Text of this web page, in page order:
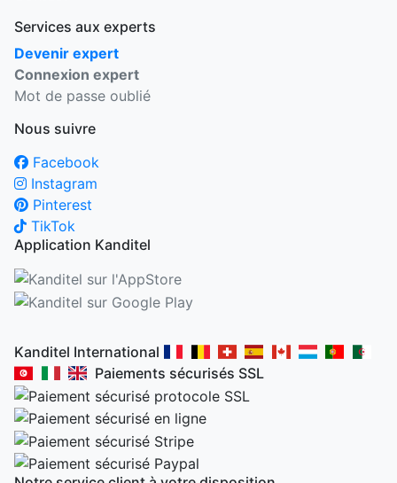
Services aux experts
Devenir expert
Connexion expert
Mot de passe oublié
Nous suivre
Facebook
Instagram
Pinterest
TikTok
Application Kanditel
Kanditel International
Paiements sécurisés SSL